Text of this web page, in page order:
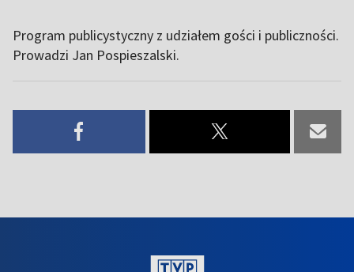
Program publicystyczny z udziałem gości i publiczności.
Prowadzi Jan Pospieszalski.